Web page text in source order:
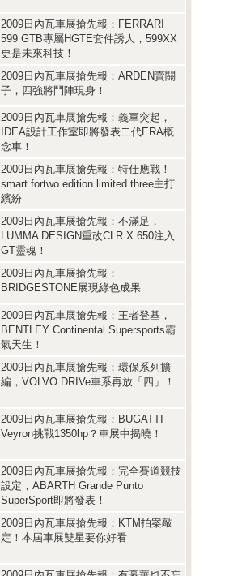
2009日內瓦車展搶先報：FERRARI
599 GTB專屬HGTE套件誘人，599XX
更是未來科技！
2009日內瓦車展搶先報：ARDEN賣關
子，四強將鬥陣現身！
2009日內瓦車展搶先報：義軍突起，
IDEA設計工作室即將發表二代ERA概
念車！
2009日內瓦車展搶先報：特仕應戰！
smart fortwo edition limited three主打
繽紛
2009日內瓦車展搶先報：不滿足，
LUMMA DESIGN重改CLR X 650注入
GT靈魂！
2009日內瓦車展搶先報：
BRIDGESTONE展現綠色成果
2009日內瓦車展搶先報：王者登基，
BENTLEY Continental Supersports霸
氣天生！
2009日內瓦車展搶先報：環保系列擴
編，VOLVO DRIVe車系再放「四」！
2009日內瓦車展搶先報：BUGATTI
Veyron挑戰1350hp？車展中揭曉！
2009日內瓦車展搶先報：完全賽道競技
設定，ABARTH Grande Punto
SuperSport即將發表！
2009日內瓦車展搶先報：KTM拍案敲
定！本屆車展雙星要你好看